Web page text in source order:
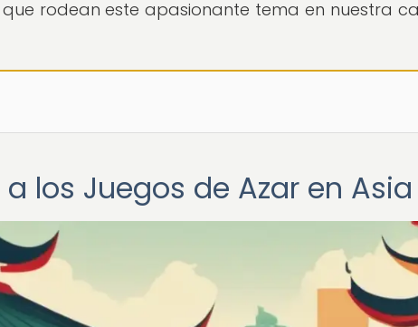
que rodean este apasionante tema en nuestra
los Juegos de Azar en Asia